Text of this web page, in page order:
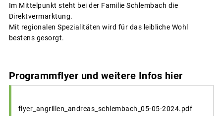
Im Mittelpunkt steht bei der Familie Schlembach die
Direktvermarktung.
Mit regionalen Spezialitäten wird für das leibliche Wohl
bestens gesorgt.
Programmflyer und weitere Infos hier
flyer_angrillen_andreas_schlembach_05-05-2024.pdf